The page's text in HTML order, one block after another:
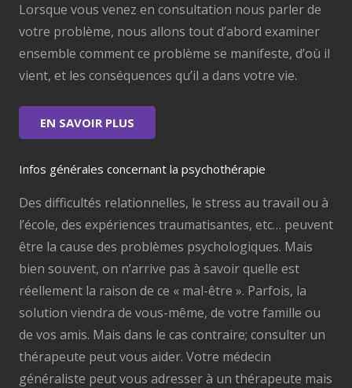
Lorsque vous venez en consultation nous parler de
votre problème, nous allons tout d’abord examiner
ensemble comment ce problème se manifeste, d’où il
vient, et les conséquences qu’il a dans votre vie.
EN SAVOIR PLUS
Infos générales concernant la psychothérapie
Des difficultés relationnelles, le stress au travail ou à
l’école, des expériences traumatisantes, etc… peuvent
être la cause des problèmes psychologiques. Mais
bien souvent, on n’arrive pas à savoir quelle est
réellement la raison de ce « mal-être ». Parfois, la
solution viendra de vous-même, de votre famille ou
de vos amis. Mais dans le cas contraire; consulter un
thérapeute peut vous aider. Votre médecin
généraliste peut vous adresser à un thérapeute mais